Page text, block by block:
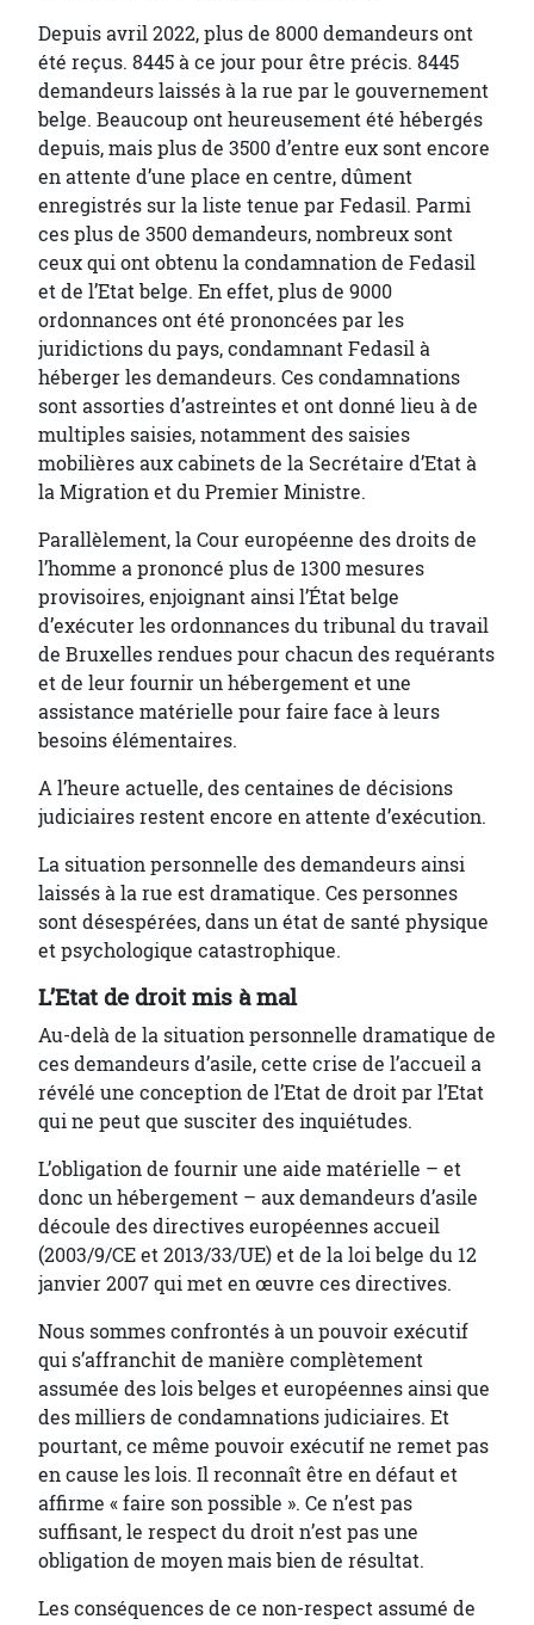
Depuis avril 2022, plus de 8000 demandeurs ont
été reçus. 8445 à ce jour pour être précis. 8445
demandeurs laissés à la rue par le gouvernement
belge. Beaucoup ont heureusement été hébergés
depuis, mais plus de 3500 d’entre eux sont encore
en attente d’une place en centre, dûment
enregistrés sur la liste tenue par Fedasil. Parmi
ces plus de 3500 demandeurs, nombreux sont
ceux qui ont obtenu la condamnation de Fedasil
et de l’Etat belge. En effet, plus de 9000
ordonnances ont été prononcées par les
juridictions du pays, condamnant Fedasil à
héberger les demandeurs. Ces condamnations
sont assorties d’astreintes et ont donné lieu à de
multiples saisies, notamment des saisies
mobilières aux cabinets de la Secrétaire d’Etat à
la Migration et du Premier Ministre.
Parallèlement, la Cour européenne des droits de
l’homme a prononcé plus de 1300 mesures
provisoires, enjoignant ainsi l’État belge
d’exécuter les ordonnances du tribunal du travail
de Bruxelles rendues pour chacun des requérants
et de leur fournir un hébergement et une
assistance matérielle pour faire face à leurs
besoins élémentaires.
A l’heure actuelle, des centaines de décisions
judiciaires restent encore en attente d’exécution.
La situation personnelle des demandeurs ainsi
laissés à la rue est dramatique. Ces personnes
sont désespérées, dans un état de santé physique
et psychologique catastrophique.
L’Etat de droit mis à mal
Au-delà de la situation personnelle dramatique de
ces demandeurs d’asile, cette crise de l’accueil a
révélé une conception de l’Etat de droit par l’Etat
qui ne peut que susciter des inquiétudes.
L’obligation de fournir une aide matérielle – et
donc un hébergement – aux demandeurs d’asile
découle des directives européennes accueil
(2003/9/CE et 2013/33/UE) et de la loi belge du 12
janvier 2007 qui met en œuvre ces directives.
Nous sommes confrontés à un pouvoir exécutif
qui s’affranchit de manière complètement
assumée des lois belges et européennes ainsi que
des milliers de condamnations judiciaires. Et
pourtant, ce même pouvoir exécutif ne remet pas
en cause les lois. Il reconnaît être en défaut et
affirme « faire son possible ». Ce n’est pas
suffisant, le respect du droit n’est pas une
obligation de moyen mais bien de résultat.
Les conséquences de ce non-respect assumé de